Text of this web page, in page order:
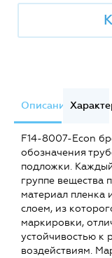
Описание
F14-8007-Econ
обозначения
подложки.
группе вещества
материал пленка
слоем, из
маркировки,
устойчивостью к
воздействиям.